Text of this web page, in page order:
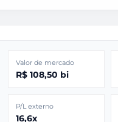
Valor de mercado
R$ 108,50 bi
P/L externo
16,6x